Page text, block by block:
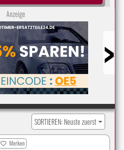
Anzeige
SORTIEREN: Neuste zuerst
Merken